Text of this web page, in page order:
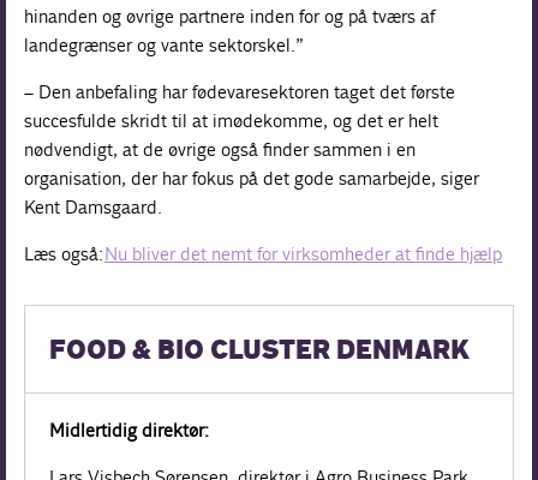
hinanden og øvrige partnere inden for og på tværs af
landegrænser og vante sektorskel.”
– Den anbefaling har fødevaresektoren taget det første
succesfulde skridt til at imødekomme, og det er helt
nødvendigt, at de øvrige også finder sammen i en
organisation, der har fokus på det gode samarbejde, siger
Kent Damsgaard.
Læs også:Nu bliver det nemt for virksomheder at finde hjælp
FOOD & BIO CLUSTER DENMARK
Midlertidig direktør: